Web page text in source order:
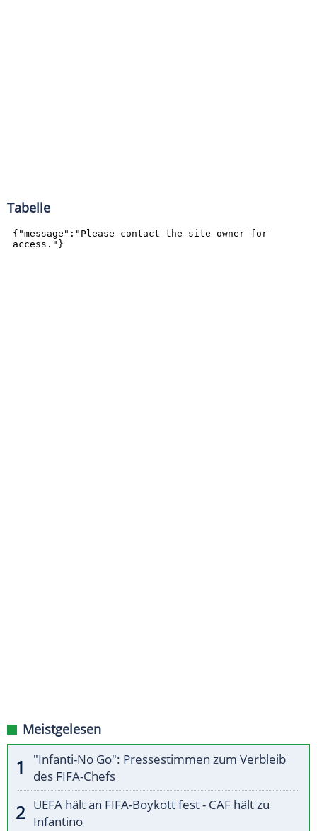
Tabelle
Meistgelesen
"Infanti-No Go": Pressestimmen zum Verbleib
des FIFA-Chefs
UEFA hält an FIFA-Boykott fest - CAF hält zu
Infantino